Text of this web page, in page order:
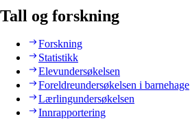
Tall og forskning
Forskning
Statistikk
Elevundersøkelsen
Foreldreundersøkelsen i barnehage
Lærlingundersøkelsen
Innrapportering